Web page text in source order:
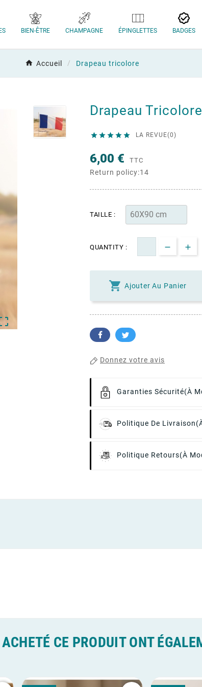
BIEN-ÊTRE CHAMPAGNE ÉPINGLETTES BADGES
Accueil Drapeau tricolore
Drapeau Tricolore
     LA REVUE(0)
6,00 € TTC
Return policy:14
TAILLE :
QUANTITY :
 Ajouter Au Panier
Donnez votre avis
Garanties Sécurité(à
Politique De Livraison
Politique Retours(à
CE PRODUIT ONT